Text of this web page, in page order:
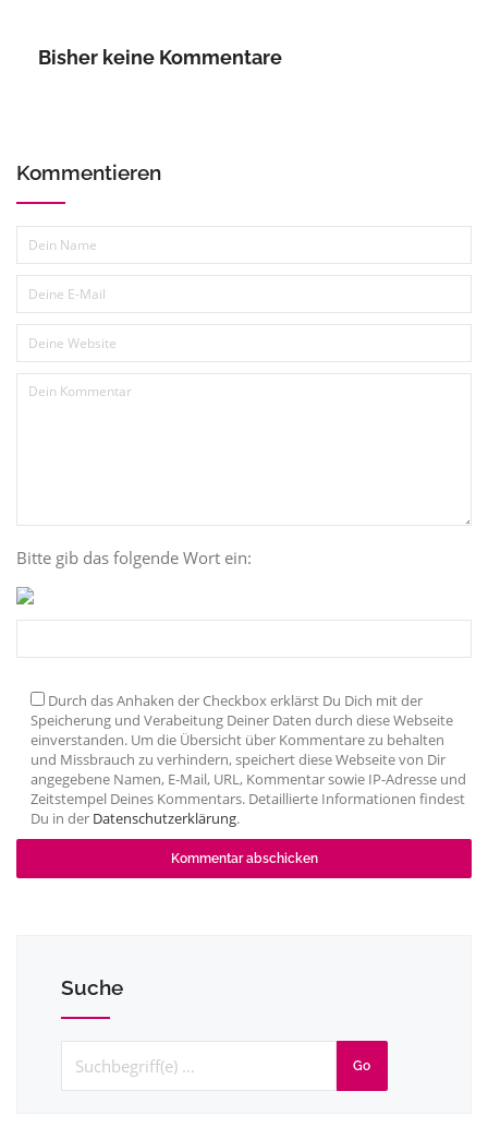
Bisher keine Kommentare
Kommentieren
Bitte gib das folgende Wort ein:
Durch das Anhaken der Checkbox erklärst Du Dich mit der
Speicherung und Verabeitung Deiner Daten durch diese Webseite
einverstanden. Um die Übersicht über Kommentare zu behalten
und Missbrauch zu verhindern, speichert diese Webseite von Dir
angegebene Namen, E-Mail, URL, Kommentar sowie IP-Adresse und
Zeitstempel Deines Kommentars. Detaillierte Informationen findest
Du in der Datenschutzerklärung.
Suche
Go